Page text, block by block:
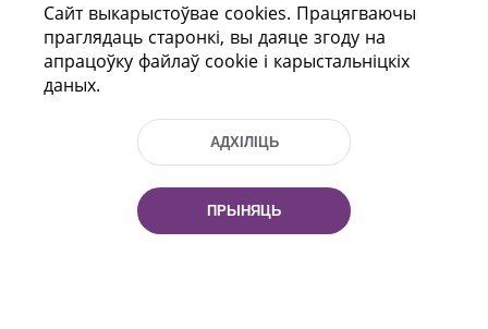
праспект Незалежнасці 116
г. Мiнск, Рэспубліка Беларусь, 220114
Тэл.: (+375 17) 368 37 37, Факс: (+375 17)
Эл. пошта: inbox@nlb.by
Сайт выкарыстоўвае cookies. Працягваючы
праглядаць старонкі, вы даяце згоду на
апрацоўку файлаў cookie і карыстальніцкіх
даных.
АДХІЛІЦЬ
ПРЫНЯЦЬ